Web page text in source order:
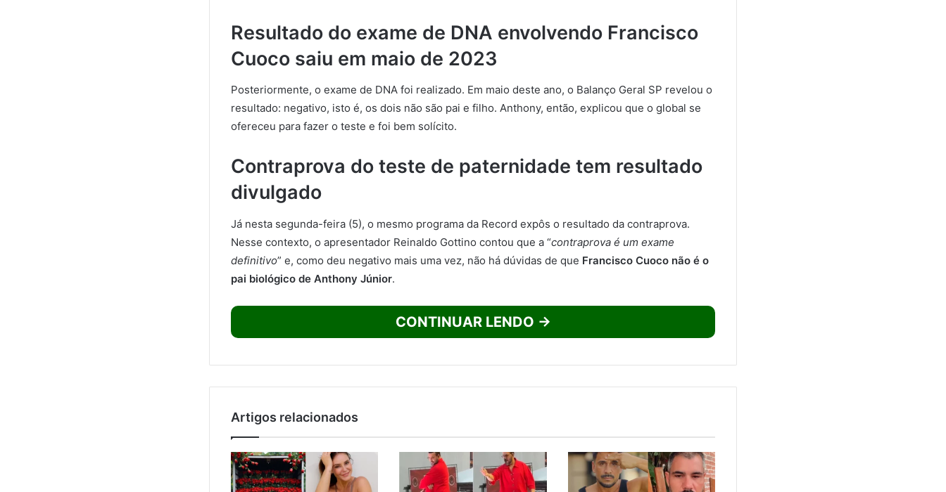
Resultado do exame de DNA envolvendo Francisco
Cuoco saiu em maio de 2023
Posteriormente, o exame de DNA foi realizado. Em maio deste ano, o Balanço Geral SP revelou o
resultado: negativo, isto é, os dois não são pai e filho. Anthony, então, explicou que o global se
ofereceu para fazer o teste e foi bem solícito.
Contraprova do teste de paternidade tem resultado
divulgado
Já nesta segunda-feira (5), o mesmo programa da Record expôs o resultado da contraprova.
Nesse contexto, o apresentador Reinaldo Gottino contou que a “contraprova é um exame
definitivo” e, como deu negativo mais uma vez, não há dúvidas de que Francisco Cuoco não é o
pai biológico de Anthony Júnior.
CONTINUAR LENDO →
Artigos relacionados